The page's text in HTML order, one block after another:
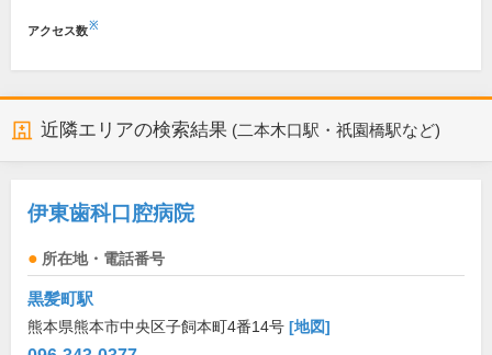
アクセス数※
近隣エリアの検索結果 (二本木口駅・祇園橋駅など)
伊東歯科口腔病院
所在地・電話番号
黒髪町駅
熊本県熊本市中央区子飼本町4番14号 [地図]